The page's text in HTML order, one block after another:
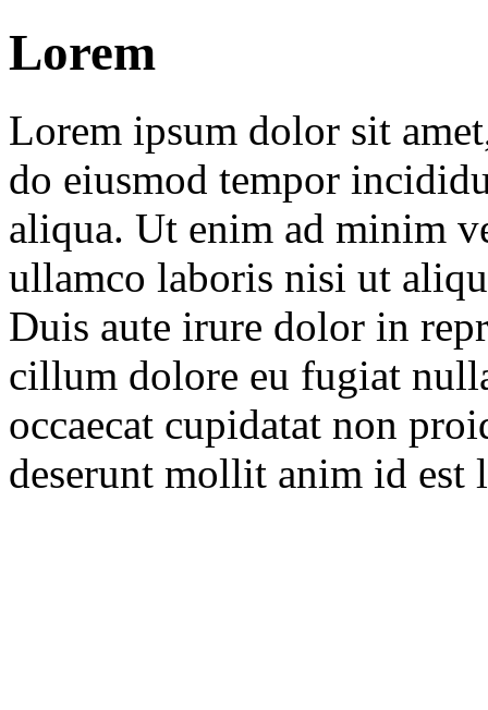
Lorem
Lorem ipsum dolor sit
do eiusmod tempor
aliqua. Ut enim ad minim
ullamco laboris nisi ut
Duis aute irure dolor in
cillum dolore eu fugiat
occaecat cupidatat non
deserunt mollit anim id est